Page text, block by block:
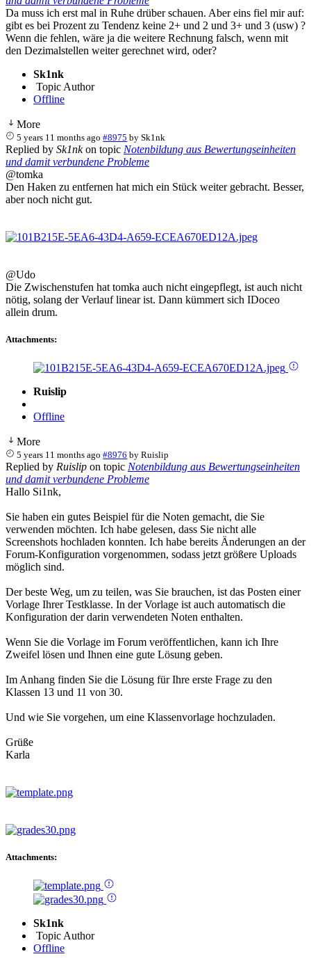
Da muss ich erst mal in Ruhe drüber schauen. Aber eins fiel mir auf:
gibt es bei Prozent zu Tendenz keine 2+ und 2 und 3+ und 3 (usw) ?
Wenn die fehlen, wäre ja die weitere Rechnung falsch, wenn mit
den Dezimalstellen weiter gerechnet wird, oder?
Sk1nk
Topic Author
Offline
More
5 years 11 months ago #8975 bySk1nk
Replied by Sk1nkon topic Notenbildung aus Bewertungseinheiten
und damit verbundene Probleme
@tomka
Den Haken zu entfernen hat mich ein Stück weiter gebracht. Besser,
aber noch nicht gut.
@Udo
Die Zwischenstufen hat tomka auch nicht eingepflegt, ist auch nicht
nötig, solang der Verlauf linear ist. Dann kümmert sich IDoceo
allein drum.
Attachments:
Ruislip
Offline
More
5 years 11 months ago #8976 byRuislip
Replied by Ruislip on topic Notenbildung aus Bewertungseinheiten
und damit verbundene Probleme
Hallo Si1nk,
Sie haben ein gutes Beispiel für die Noten gemacht, die Sie
verwenden möchten. Ich habe gelesen, dass Sie nicht alle
Screenshots hochladen konnten. Ich habe bereits Änderungen an der
Forum-Konfiguration vorgenommen, sodass jetzt größere Uploads
möglich sind.
Der beste Weg, um zu teilen, was Sie brauchen, ist das Posten einer
Vorlage Ihrer Testklasse. In der Vorlage ist auch automatisch die
Konfiguration der darin verwendeten Noten enthalten.
Wenn Sie die Vorlage im Forum veröffentlichen, kann ich Ihre
Zweifel lösen und Ihnen eine gute Lösung geben.
Im Anhang finden Sie die Lösung für Ihre erste Frage zu den
Klassen 13 und 11 von 30.
Und wie Sie vorgehen, um eine Klassenvorlage hochzuladen.
Grüße
Karla
Attachments:
Sk1nk
Topic Author
Offline